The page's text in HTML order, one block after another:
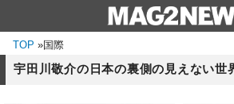
TOP »国際
宇田川敬介の日本の裏側の見えない世